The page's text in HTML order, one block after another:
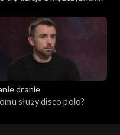
dranie
służy disco polo?